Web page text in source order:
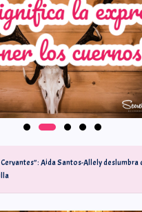
Cervantes”: Aida Santos-Allely deslumbra